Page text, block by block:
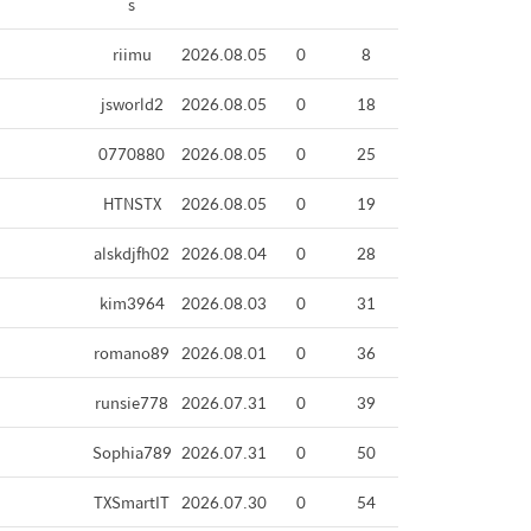
riimu 2026.08.05 0
8
jsworld2
2026.08.05 0
18
0770880
2026.08.05 0
25
HTNSTX
2026.08.05 0
19
alskdjfh02 2026.08.04 0
28
kim3964
2026.08.03 0
31
romano89 2026.08.01 0
36
runsie778 2026.07.31 0
39
Sophia789 2026.07.31 0
50
TXSmartIT 2026.07.30 0 54